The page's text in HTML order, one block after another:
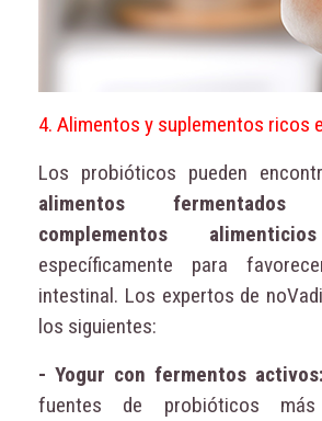
4. Alimentos y suplementos ricos
Los probióticos pueden
alimentos
complementos alimenticios
específicamente para
intestinal. Los expertos de
los siguientes:
- Yogur con fermentos activos:
fuentes de probióticos